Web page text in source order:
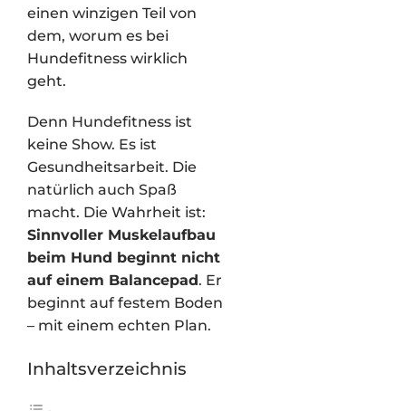
einen winzigen Teil von
dem, worum es bei
Hundefitness wirklich
geht.
Denn Hundefitness ist
keine Show. Es ist
Gesundheitsarbeit. Die
natürlich auch Spaß
macht. Die Wahrheit ist:
Sinnvoller Muskelaufbau
beim Hund beginnt nicht
auf einem Balancepad. Er
beginnt auf festem Boden
– mit einem echten Plan.
Inhaltsverzeichnis